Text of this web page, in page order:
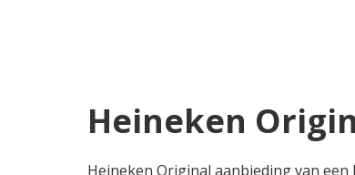
Heineken
Heineken Original aanbieding van